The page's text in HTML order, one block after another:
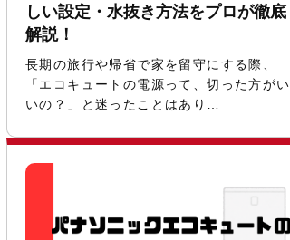
しい設定・水抜き方法をプロが徹底
解説！
長期の旅行や帰省で家を留守にする際、
「エコキュートの電源って、切った方がい
いの？」と迷ったことはあり…